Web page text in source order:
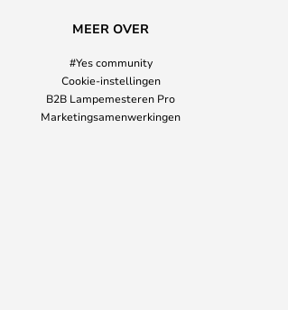
MEER OVER
#Yes community
Cookie-instellingen
B2B Lampemesteren Pro
Marketingsamenwerkingen